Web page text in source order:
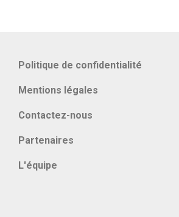
Politique de confidentialité
Mentions légales
Contactez-nous
Partenaires
L'équipe